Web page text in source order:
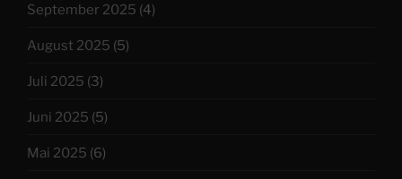
September 2025 (4)
August 2025 (5)
Juli 2025 (3)
Juni 2025 (5)
Mai 2025 (6)